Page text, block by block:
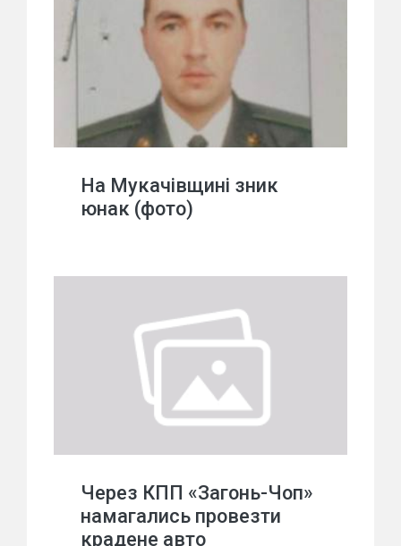
На Мукачівщині зник
юнак (фото)
Через КПП «Загонь-Чоп»
намагались провезти
крадене авто